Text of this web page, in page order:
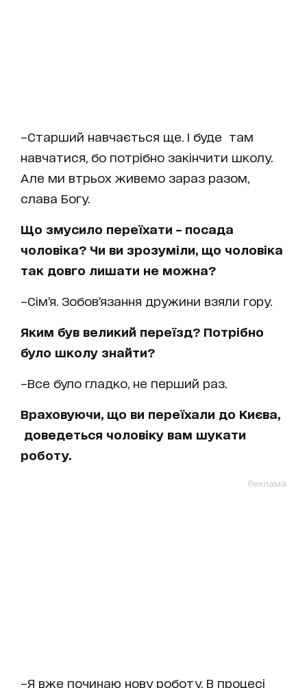
–Старший навчається ще. І буде там
навчатися, бо потрібно закінчити школу.
Але ми втрьох живемо зараз разом,
слава Богу.
Що змусило переїхати – посада
чоловіка? Чи ви зрозуміли, що чоловіка
так довго лишати не можна?
–Сім’я. Зобов’язання дружини взяли гору.
Яким був великий переїзд? Потрібно
було школу знайти?
–Все було гладко, не перший раз.
Враховуючи, що ви переїхали до Києва,
доведеться чоловіку вам шукати
роботу.
Реклама
–Я вже починаю нову роботу. В процесі